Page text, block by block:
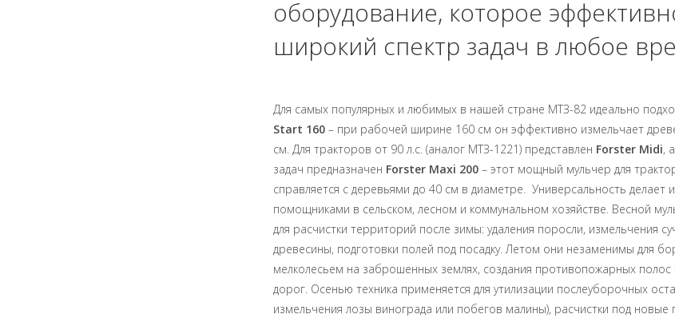
оборудование, которое
широкий спектр задач в любое
Для самых популярных и любимых в нашей стране МТЗ-82 идеально
Start 160 – при рабочей ширине 160 см он эффективно измельчает
см. Для тракторов от 90 л.с. (аналог МТЗ-1221) представлен Forster Midi,
задач предназначен Forster Maxi 200 – этот мощный мульчер для
справляется с деревьями до 40 см в диаметре. Универсальность делает
помощниками в сельском, лесном и коммунальном хозяйстве. Весной
для расчистки территорий после зимы: удаления поросли, измельчения
древесины, подготовки полей под посадку. Летом они незаменимы для
мелколесьем на заброшенных землях, создания противопожарных
дорог. Осенью техника применяется для утилизации послеуборочных
измельчения лозы винограда или побегов малины), расчистки под новые